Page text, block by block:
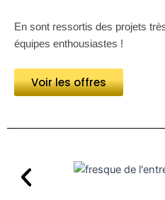
En sont ressortis des projets
équipes enthousiastes !
Voir les offres